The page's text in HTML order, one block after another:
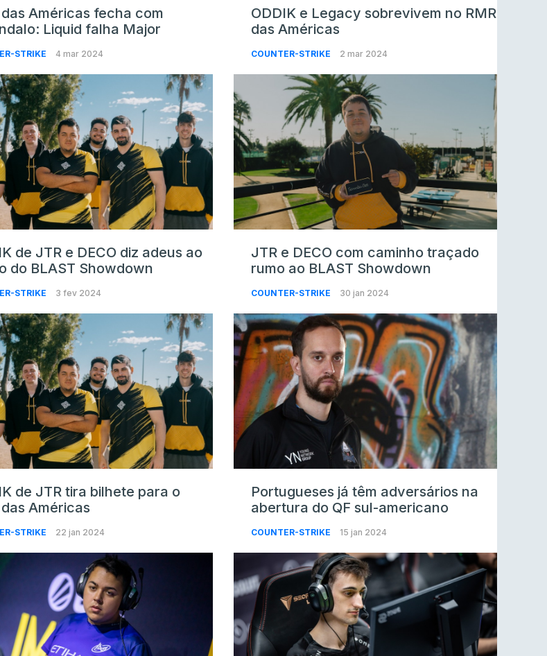
das Américas fecha com
Liquid falha Major
STRIKE 4 mar 2024
ODDIK e Legacy sobrevivem no RMR
das Américas
COUNTER-STRIKE 2 mar 2024
de JTR e DECO diz adeus ao
do BLAST Showdown
STRIKE 3 fev 2024
JTR e DECO com caminho traçado
rumo ao BLAST Showdown
COUNTER-STRIKE 30 jan 2024
de JTR tira bilhete para o
das Américas
STRIKE 22 jan 2024
Portugueses já têm adversários na
abertura do QF sul-americano
COUNTER-STRIKE 15 jan 2024